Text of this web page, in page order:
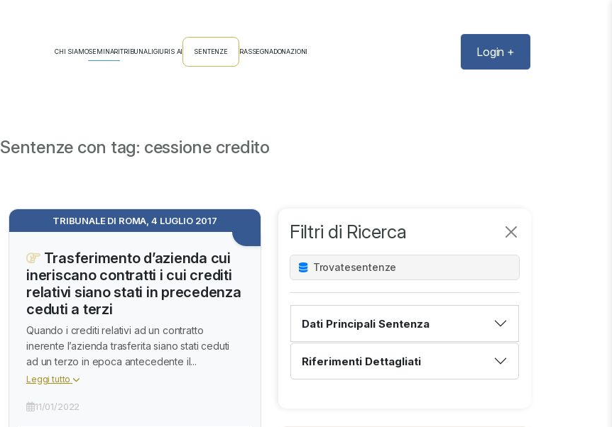
CHI SIAMOSEMINARITRIBUNALIGIURIS AI SENTENZE RASSEGNADONAZIONI Login +
Sentenze con tag: cessione credito
Filtri di Ricerca
Trovatesentenze
Dati Principali Sentenza
Riferimenti Dettagliati
TRIBUNALE DI ROMA, 4 LUGLIO 2017
Trasferimento d’azienda cui
ineriscano contratti i cui crediti
relativi siano stati in precedenza
ceduti a terzi
Quando i crediti relativi ad un contratto
inerente l’azienda trasferita siano stati ceduti
ad un terzo in epoca antecedente il...
Leggi tutto
11/01/2022